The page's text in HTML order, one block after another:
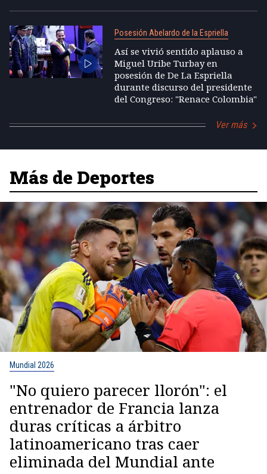
Posesión Abelardo de la Espriella
Así se vivió sentido aplauso a
Miguel Uribe Turbay en
posesión de De La Espriella
durante discurso del presidente
del Congreso: "Renace Colombia"
Ver más
Más de Deportes
Mundial 2026
"No quiero parecer llorón": el
entrenador de Francia lanza
duras críticas a árbitro
latinoamericano tras caer
eliminada del Mundial ante